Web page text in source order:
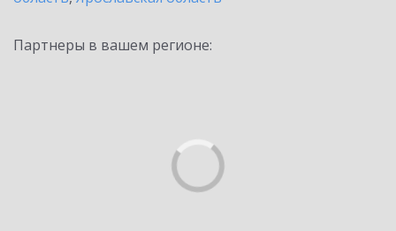
Партнеры в вашем регионе: